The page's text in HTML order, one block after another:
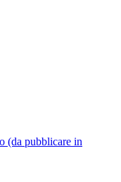
(da pubblicare in